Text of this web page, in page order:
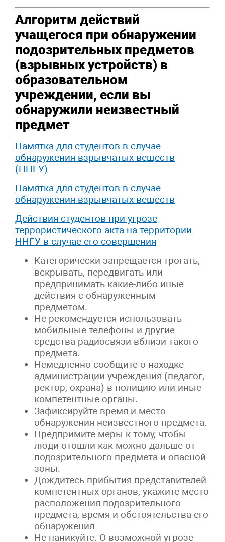
Алгоритм действий
учащегося при обнаружении
подозрительных предметов
(взрывных устройств) в
образовательном
учреждении, если вы
обнаружили неизвестный
предмет
Памятка для студентов в случае
обнаружения взрывчатых веществ
(ННГУ)
Памятка для студентов в случае
обнаружения взрывчатых веществ
Действия студентов при угрозе
террористического акта на территории
ННГУ в случае его совершения
Категорически запрещается трогать,
вскрывать, передвигать или
предпринимать какие-либо иные
действия с обнаруженным
предметом.
Не рекомендуется использовать
мобильные телефоны и другие
средства радиосвязи вблизи такого
предмета.
Немедленно сообщите о находке
администрации учреждения (педагог,
ректор, охрана) в полицию или иные
компетентные органы.
Зафиксируйте время и место
обнаружения неизвестного предмета.
Предпримите меры к тому, чтобы
люди отошли как можно дальше от
подозрительного предмета и опасной
зоны.
Дождитесь прибытия представителей
компетентных органов, укажите место
расположения подозрительного
предмета, время и обстоятельства его
обнаружения
Не паникуйте. О возможной угрозе